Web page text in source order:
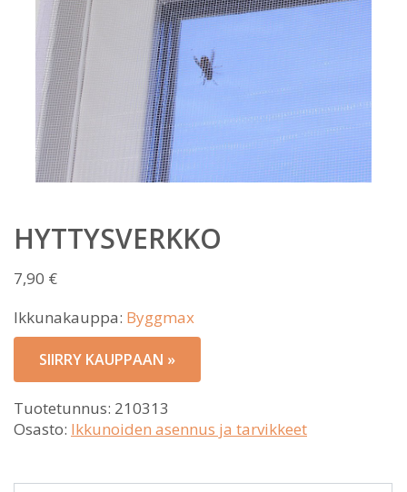
HYTTYSVERKKO
7,90 €
Ikkunakauppa: Byggmax
SIIRRY KAUPPAAN »
Tuotetunnus: 210313
Osasto: Ikkunoiden asennus ja tarvikkeet